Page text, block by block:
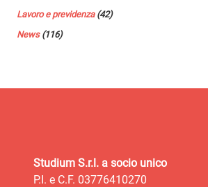
Lavoro e previdenza(42)
News(116)
Studium S.r.l. a socio unico
P.I. e C.F. 03776410270